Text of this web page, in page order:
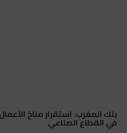
بنك المغرب: استقرار مناخ
في القطاع الصناعي